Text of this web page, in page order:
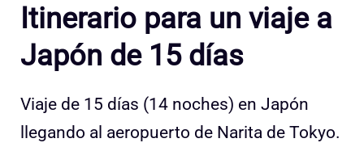
Itinerario para un viaje a
Japón de 15 días
Viaje de 15 días (14 noches) en Japón
llegando al aeropuerto de Narita de Tokyo.